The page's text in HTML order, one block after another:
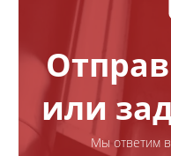
или
Мы ответим